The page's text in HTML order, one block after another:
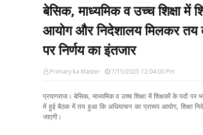
बेसिक, माध्यमिक व उच्च शिक्षा में
आयोग और निदेशालय मिलकर तय
पर निर्णय का इंतजार
Primary ka Master 7/15/2025 12:04:00 Pm
प्रयागराज। बेसिक, माध्यमिक व उच्च शिक्षा में शिक्षकों के पदों
में हुई बैठक में तय हुआ कि अधियाचन का प्रारूप आयोग, शिक्षा
जाएगी।